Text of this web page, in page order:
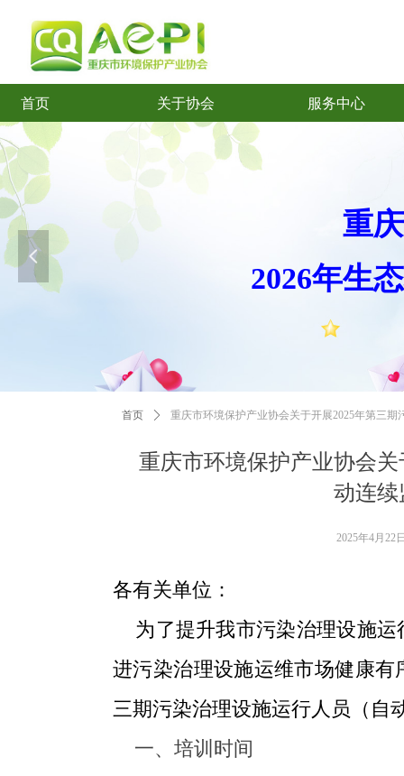
首页
首页
关于协会
关于协会
服务中心
重
2026年生
넳
重庆市环境保护产业协会
动连续
首页 ꄲ 重庆市环境保护产业协会关于开展2025年第三
各有关单位：
为了提升我市污染治理设施运
进污染治理设施运维市场健康
三期污染治理设施运行人员（自
一、培训时间
2025年4月22